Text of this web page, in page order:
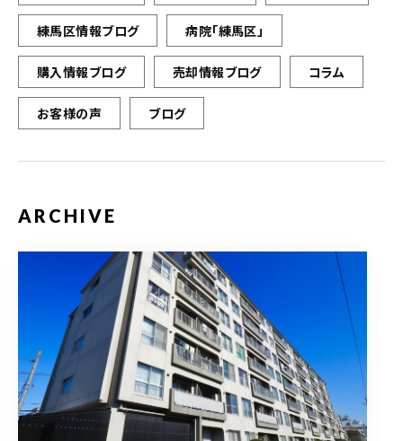
練馬区情報ブログ 病院「練馬区」
購入情報ブログ 売却情報ブログ コラム
お客様の声 ブログ
ARCHIVE